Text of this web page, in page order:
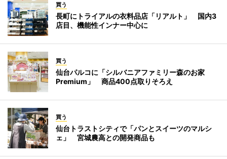
買う
長町にトライアルの衣料品店「リアルト」 国内3
店目、機能性インナー中心に
買う
仙台パルコに「シルバニアファミリー森のお家
Premium」 商品400点取りそろえ
買う
仙台トラストシティで「パンとスイーツのマルシ
ェ」 宮城農高との開発商品も